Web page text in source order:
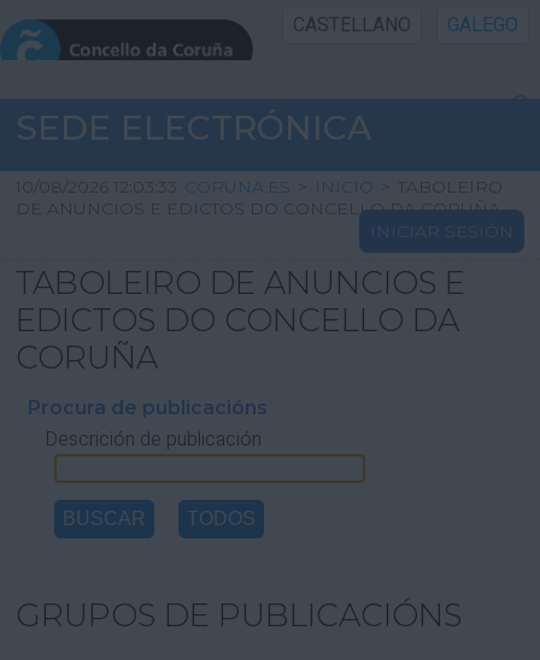
CASTELLANO GALEGO
INICIO SEDE
INICIO
INFORMACIÓN PÚBLICA
CARTAFOL CIDADÁN
AXUDA
SEDE ELECTRÓNICA
10/08/2026 12:03:33 CORUNA.ES > INICIO > TABOLEIRO
DE ANUNCIOS E EDICTOS DO CONCELLO DA CORUÑA
INICIAR SESIÓN
TABOLEIRO DE ANUNCIOS E
EDICTOS DO CONCELLO DA
CORUÑA
Procura de publicacións
Descrición de publicación
GRUPOS DE PUBLICACIÓNS